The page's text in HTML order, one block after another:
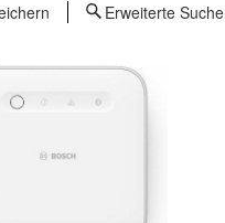
Erweiterte Suche